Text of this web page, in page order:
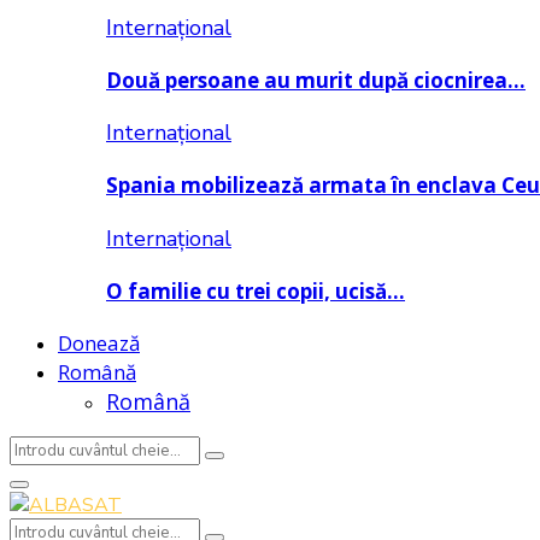
Internațional
Două persoane au murit după ciocnirea…
Internațional
Spania mobilizează armata în enclava
Internațional
O familie cu trei copii, ucisă…
Donează
Română
Română
Search
for:
Search
Primary
Menu
Search